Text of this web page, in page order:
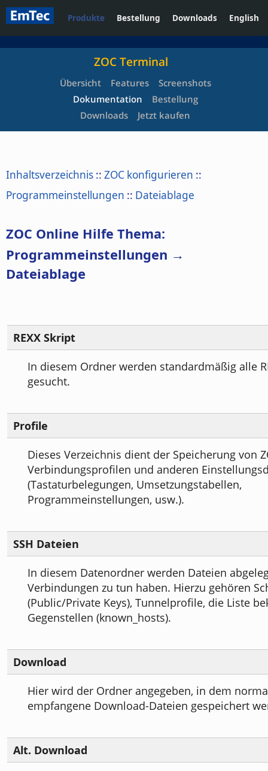
Produkte Bestellung Downloads English
ZOC Terminal
Übersicht Features
Screenshots
Dokumentation
Bestellung
Downloads
Jetzt kaufen
Inhaltsverzeichnis :: ZOC konfigurieren ::
Programmeinstellungen :: Dateiablage
ZOC Online Hilfe Thema:
Programmeinstellungen →
Dateiablage
REXX Skript
In diesem Ordner werden standardmäßig alle
gesucht.
Profile
Dieses Verzeichnis dient der Speicherung von
Verbindungsprofilen und anderen
(Tastaturbelegungen, Umsetzungstabellen,
Programmeinstellungen, usw.).
SSH Dateien
In diesem Datenordner werden Dateien
Verbindungen zu tun haben. Hierzu gehören
(Public/Private Keys), Tunnelprofile, die Liste
Gegenstellen (known_hosts).
Download
Hier wird der Ordner angegeben, in dem
empfangene Download-Dateien gespeichert
Alt. Download